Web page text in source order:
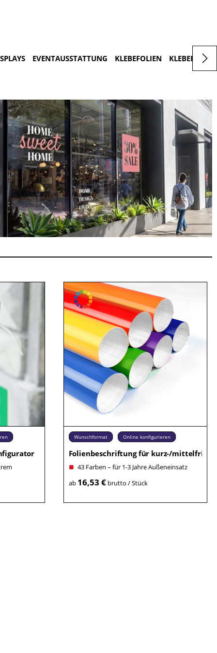
EVENTAUSSTATTUNG KLEBEFOLIEN
Wunschformat Online konfigurieren
Folienbeschriftung für kurz-/mittelfristig
43 Farben – für 1-3 Jahre Außeneinsatz
ab 16,53 €brutto / Stück